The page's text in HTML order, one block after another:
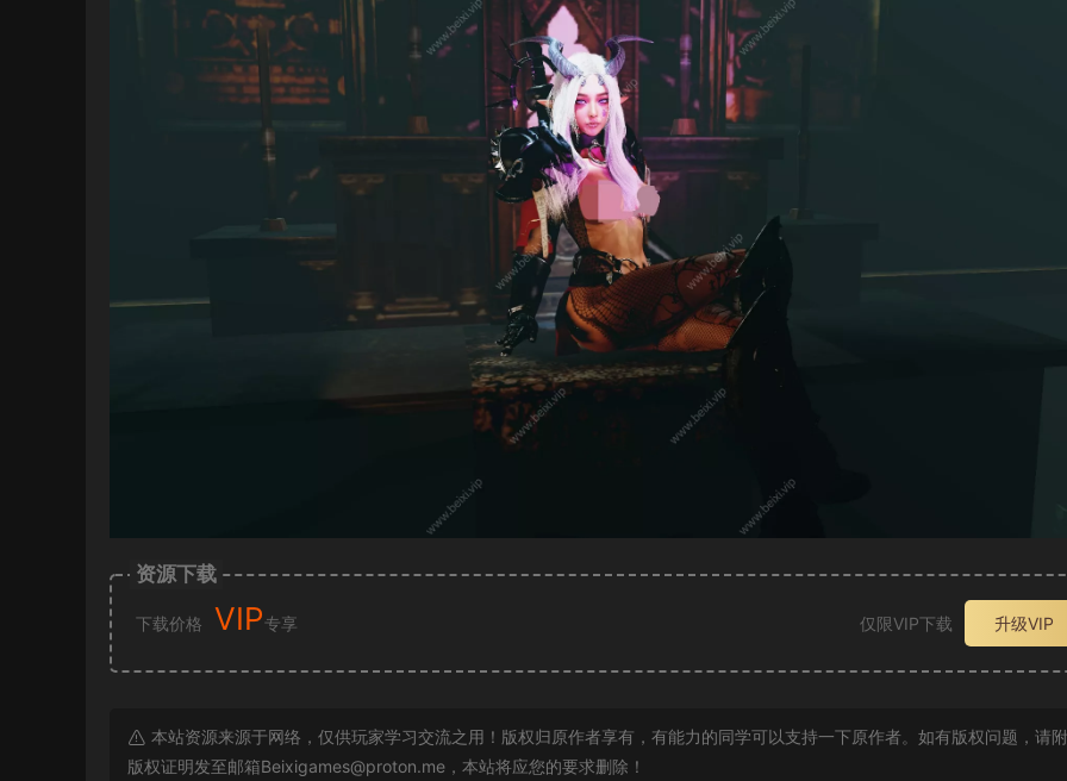
资源下载
下载价格 VIP专享 仅限VIP下载 升级VIP
本站资源来源于网络，仅供玩家学习交流之用！版权归原作者享有，有能力的同学可以支持一下原作者。如有版权问题，请
版权证明发至邮箱Beixigames@proton.me ，本站将应您的要求删除！